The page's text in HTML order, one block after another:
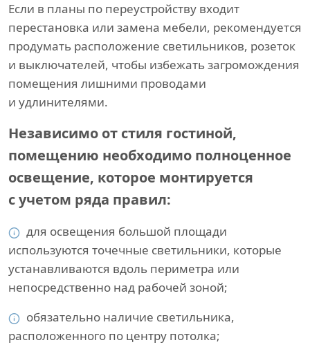
Если в планы по переустройству входит
перестановка или замена мебели, рекомендуется
продумать расположение светильников, розеток
и выключателей, чтобы избежать загромождения
помещения лишними проводами
и удлинителями.
Независимо от стиля гостиной,
помещению необходимо полноценное
освещение, которое монтируется
с учетом ряда правил:
для освещения большой площади
используются точечные светильники, которые
устанавливаются вдоль периметра или
непосредственно над рабочей зоной;
обязательно наличие светильника,
расположенного по центру потолка;